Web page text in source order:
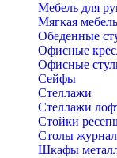
Мебель для
Мягкая мебель
Обеденные
Офисные
Офисные
Сейфы
Стеллажи
Стеллажи
Стойки
Столы
Шкафы